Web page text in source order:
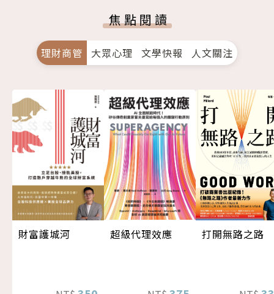
焦點閱讀
理財商管 大眾心理 文學快報 人文關注
財富護城河 超級代理效應 打開無路之路